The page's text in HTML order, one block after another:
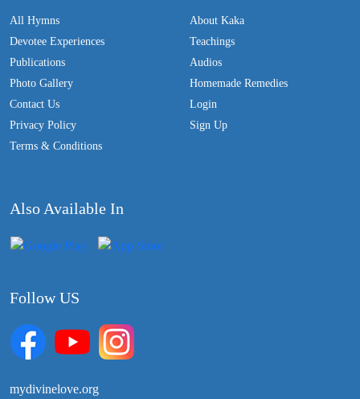
All Hymns
Devotee Experiences
Publications
Photo Gallery
Contact Us
Privacy Policy
Terms & Conditions
About Kaka
Teachings
Audios
Homemade Remedies
Login
Sign Up
Also Available In
Follow US
mydivinelove.org